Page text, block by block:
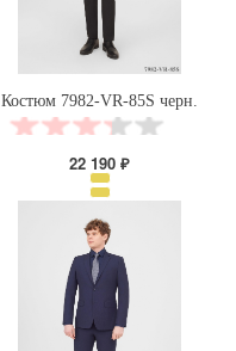
Костюм 7982-VR-85S черн.
22 190 ₽